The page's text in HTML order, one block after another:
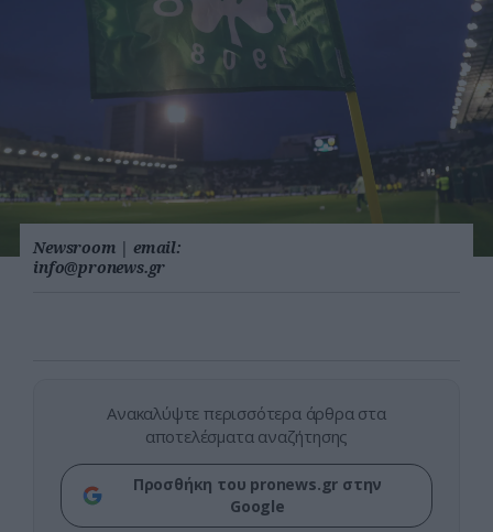
Newsroom | email:
info@pronews.gr
Ανακαλύψτε περισσότερα άρθρα στα
αποτελέσματα αναζήτησης
Προσθήκη του pronews.gr στην
Google